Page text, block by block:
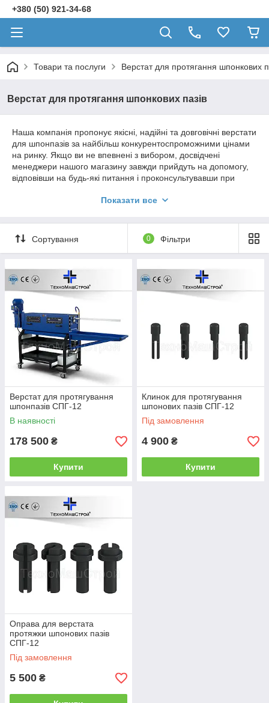
+380 (50) 921-34-68
Товари та послуги Верстат для протягання шпонкових
Верстат для протягання шпонкових пазів
Наша компанія пропонує якісні, надійні та довговічні верстати
для шпонпазів за найбільш конкурентоспроможними цінами
на ринку. Якщо ви не впевнені з вибором, досвідчені
менеджери нашого магазину завжди прийдуть на допомогу,
відповівши на будь-які питання і проконсультувавши при
Співпрацюючи з нами, ви завжди можете розраховувати на
повну задоволеність як від обслуговування, так і від якості
продукції, що пропонується на сайті.
Зв'язатися з менеджером для консультації та замовлення
можна за номером +380509213468 +380685027485 (Вадим).
Більш детально ви можете ознайомитися на нашому сайті
https://mashgroup.ck.ua
Показати все
Сортування 0 Фільтри
Верстат для протягування
шпонпазів СПГ-12
В наявності
178 500 ₴
Купити
Клинок для протягування
шпонових пазів СПГ-12
Під замовлення
4 900 ₴
Купити
Оправа для верстата
протяжки шпонових пазів
СПГ-12
Під замовлення
5 500 ₴